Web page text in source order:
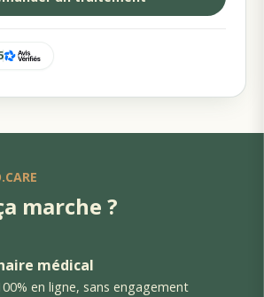
marche ?
médical
en ligne, sans engagement